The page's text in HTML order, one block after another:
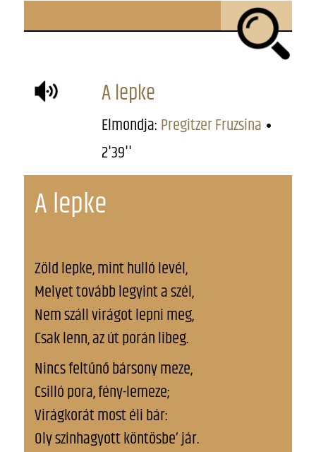
A lepke
Elmondja: Pregitzer Fruzsina
2'39''
A lepke
Zöld lepke, mint hulló levél,
Melyet tovább legyint a szél,
Nem száll virágot lepni meg,
Csak lenn, az út porán libeg.
Nincs feltűnő bársony meze,
Csilló pora, fény-lemeze;
Virágkorát most éli bár:
Oly szinhagyott köntösbe’ jár.